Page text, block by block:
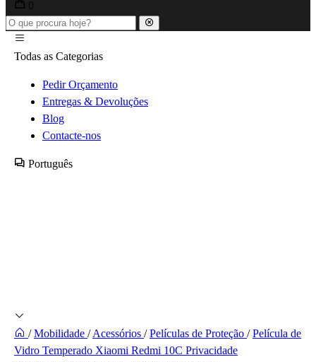
0
Todas as Categorias
Pedir Orçamento
Entregas & Devoluções
Blog
Contacte-nos
Português
/ Mobilidade /Acessórios / Películas de Proteção / Película de
Vidro Temperado Xiaomi Redmi 10C Privacidade